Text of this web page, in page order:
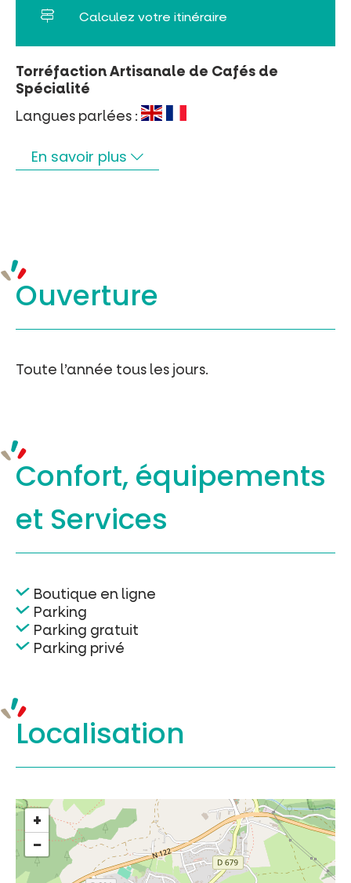
Torréfaction Artisanale de Cafés de
Spécialité
Langues parlées :
En savoir plus
Ouverture
Toute l’année tous les jours.
Confort, équipements
et Services
Boutique en ligne
Parking
Parking gratuit
Parking privé
Localisation
+
−
Calculez votre itinéraire